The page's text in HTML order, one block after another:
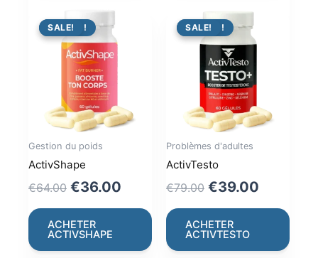
PROMO !
SALE!
Gestion du poids
ActivShape
€64.00 Original
price
was:
€64.00.
€36.00 Current
price
€36.00.
ACHETER
ACTIVSHAPE
PROMO !
SALE!
Problèmes d'adultes
ActivTesto
€79.00 Original
price
was:
€79.00.
€39.00
price
€39.00.
ACHETER
ACTIVTESTO